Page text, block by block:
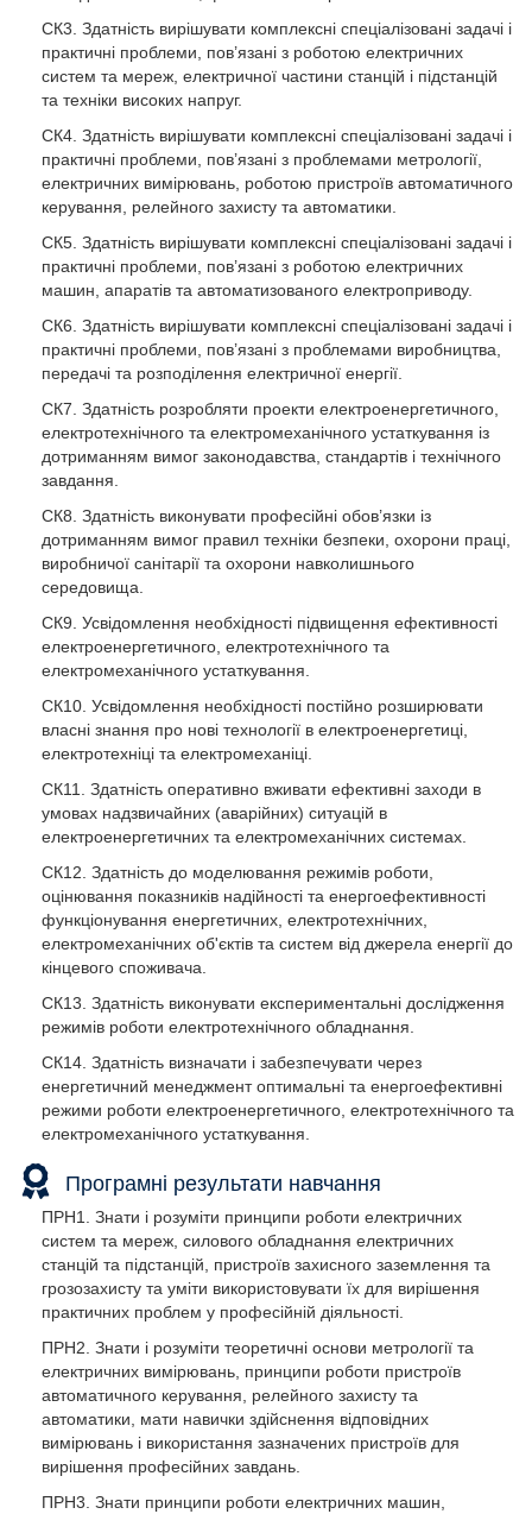
СК3. Здатність вирішувати комплексні спеціалізовані задачі і
практичні проблеми, пов’язані з роботою електричних
систем та мереж, електричної частини станцій і підстанцій
та техніки високих напруг.
СК4. Здатність вирішувати комплексні спеціалізовані задачі і
практичні проблеми, пов’язані з проблемами метрології,
електричних вимірювань, роботою пристроїв автоматичного
керування, релейного захисту та автоматики.
СК5. Здатність вирішувати комплексні спеціалізовані задачі і
практичні проблеми, пов’язані з роботою електричних
машин, апаратів та автоматизованого електроприводу.
СК6. Здатність вирішувати комплексні спеціалізовані задачі і
практичні проблеми, пов’язані з проблемами виробництва,
передачі та розподілення електричної енергії.
СК7. Здатність розробляти проекти електроенергетичного,
електротехнічного та електромеханічного устаткування із
дотриманням вимог законодавства, стандартів і технічного
завдання.
СК8. Здатність виконувати професійні обов’язки із
дотриманням вимог правил техніки безпеки, охорони праці,
виробничої санітарії та охорони навколишнього
середовища.
СК9. Усвідомлення необхідності підвищення ефективності
електроенергетичного, електротехнічного та
електромеханічного устаткування.
СК10. Усвідомлення необхідності постійно розширювати
власні знання про нові технології в електроенергетиці,
електротехніці та електромеханіці.
СК11. Здатність оперативно вживати ефективні заходи в
умовах надзвичайних (аварійних) ситуацій в
електроенергетичних та електромеханічних системах.
СК12. Здатність до моделювання режимів роботи,
оцінювання показників надійності та енергоефективності
функціонування енергетичних, електротехнічних,
електромеханічних об'єктів та систем від джерела енергії до
кінцевого споживача.
СК13. Здатність виконувати експериментальні дослідження
режимів роботи електротехнічного обладнання.
СК14. Здатність визначати і забезпечувати через
енергетичний менеджмент оптимальні та енергоефективні
режими роботи електроенергетичного, електротехнічного та
електромеханічного устаткування.
Програмні результати навчання
ПРН1. Знати і розуміти принципи роботи електричних
систем та мереж, силового обладнання електричних
станцій та підстанцій, пристроїв захисного заземлення та
грозозахисту та уміти використовувати їх для вирішення
практичних проблем у професійній діяльності.
ПРН2. Знати і розуміти теоретичні основи метрології та
електричних вимірювань, принципи роботи пристроїв
автоматичного керування, релейного захисту та
автоматики, мати навички здійснення відповідних
вимірювань і використання зазначених пристроїв для
вирішення професійних завдань.
ПРН3. Знати принципи роботи електричних машин,